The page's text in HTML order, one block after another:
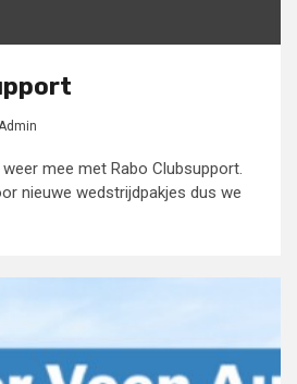
mee met Rabo Clubsupport.
nieuwe wedstrijdpakjes dus we